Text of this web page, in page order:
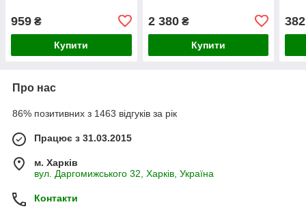
959 ₴
Купити
2 380₴
Купити
382
Про нас
86% позитивних з 1463 відгуків за рік
Працює з 31.03.2015
м. Харків
вул. Даргомижського 32, Харків, Україна
Контакти